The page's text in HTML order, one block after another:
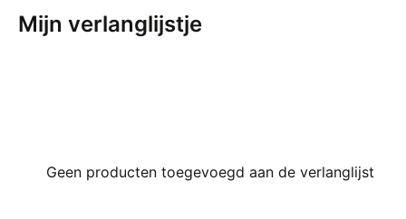
Mijn verlanglijstje
Geen producten toegevoegd aan de verlanglijst